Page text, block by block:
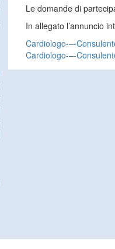
Le domande di
In allegato l’annuncio
Cardiologo-–-
Cardiologo-–-